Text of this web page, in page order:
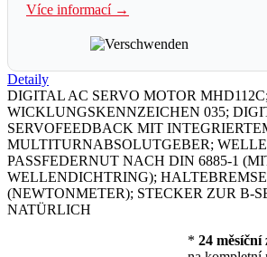
Více informací →
Detaily
DIGITAL AC SERVO MOTOR MHD112C;
WICKLUNGSKENNZEICHEN 035;
SERVOFEEDBACK MIT
MULTITURNABSOLUTGEBER;
PASSFEDERNUT NACH DIN 6885-1
WELLENDICHTRING);
(NEWTONMETER); STECKER ZUR B-
NATÜRLICH
* 24 měsíční